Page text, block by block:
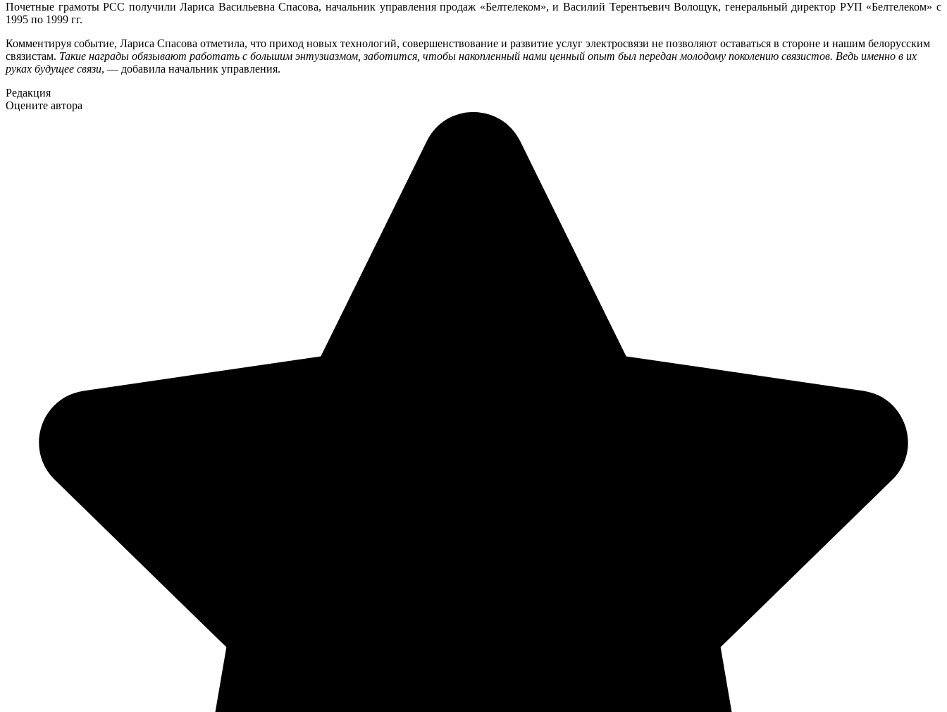
Почетные грамоты РСС получили Лариса Васильевна Спасова, начальник управления продаж «Белтелеком», и Василий Терентьевич Волощук, генеральный директор РУП «Белтелеком» с
1995 по 1999 гг.
Комментируя событие, Лариса Спасова отметила, что приход новых технологий, совершенствование и развитие услуг электросвязи не позволяют оставаться в стороне и нашим белорусским
связистам. Такие награды обязывают работать с большим энтузиазмом, заботится, чтобы накопленный нами ценный опыт был передан молодому поколению связистов. Ведь именно в их
руках будущее связи, — добавила начальник управления.
Редакция
Оцените автора